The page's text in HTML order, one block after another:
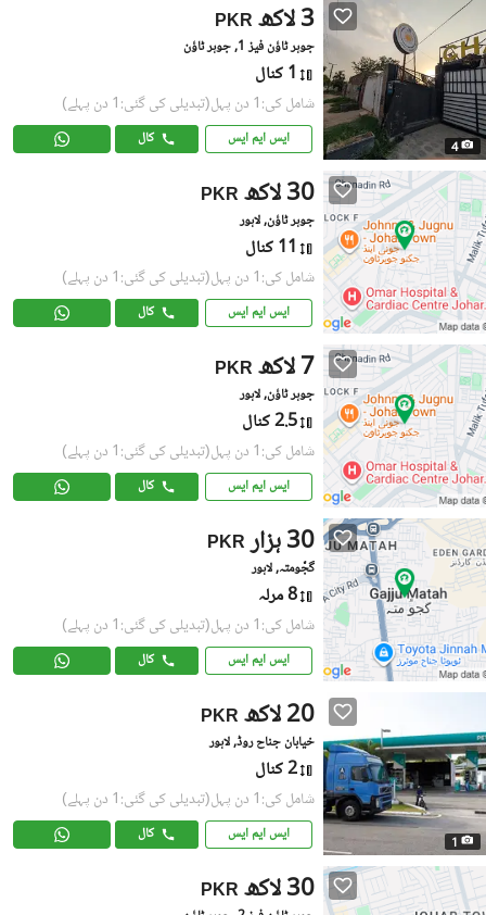
4
PKR 3 لاکھ
جوہر ٹاؤن فیز 1, جوہر ٹاؤن
1 کنال
شامل کی:1 دن پہل (تبدیلی کی گئی:1 دن پہلے)
ایس ایم ایس کال
PKR 30 لاکھ
جوہر ٹاؤن, لاہور
11 کنال
شامل کی:1 دن پہل (تبدیلی کی گئی:1 دن پہلے)
ایس ایم ایس کال
PKR 7 لاکھ
جوہر ٹاؤن, لاہور
2.5 کنال
شامل کی:1 دن پہل (تبدیلی کی گئی:1 دن پہلے)
ایس ایم ایس کال
PKR 30 ہزار
گجّومتہ, لاہور
8 مرلہ
شامل کی:1 دن پہل (تبدیلی کی گئی:1 دن پہلے)
ایس ایم ایس کال
1
PKR 20 لاکھ
خیابان جناح روڈ, لاہور
2 کنال
شامل کی:1 دن پہل (تبدیلی کی گئی:1 دن پہلے)
ایس ایم ایس کال
PKR 30 لاکھ